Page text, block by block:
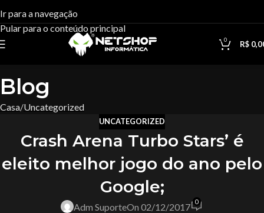
Ir para a navegação
Pular para o conteúdo principal
0 R$
Blog
Casa Uncategorized
UNCATEGORIZED
Crash Arena Turbo Stars’ é
eleito melhor jogo do ano pelo
Google;
Adm SuporteOn 02/12/2017 0